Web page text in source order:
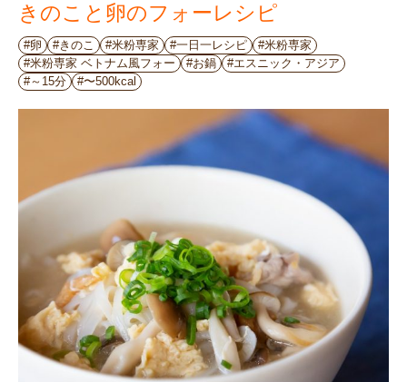
きのこと卵のフォーレシピ
#卵 #きのこ #米粉専家 #一日一レシピ
#米粉専家
#米粉専家 ベトナム風フォー
#お鍋
#エスニック・アジア
#～15分
#〜500kcal